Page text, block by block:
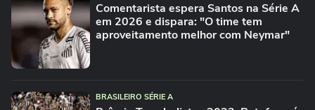
Comentarista espera Santos na Série A
em 2026 e dispara: "O time tem
aproveitamento melhor com Neymar"
BRASILEIRO SÉRIE A